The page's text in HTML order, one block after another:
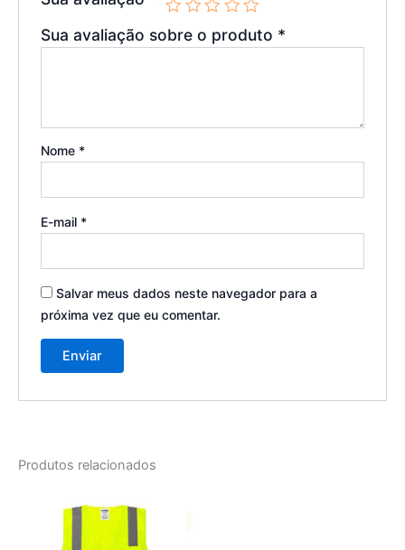
Sua avaliação sobre o produto *
Nome *
E-mail *
Salvar meus dados neste navegador para a
próxima vez que eu comentar.
Produtos relacionados